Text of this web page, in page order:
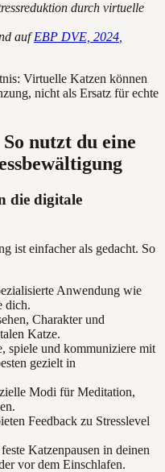
durch virtuelle
aufEBP DVE, 2024,
Virtuelle Katzen können
nicht als Ersatz für echte
nutzt du eine
die digitale
ist einfacher als gedacht. So
Anwendung wie
dich.
Charakter und
Katze.
spiele und kommuniziere mit
gezielt in
Modi für Meditation,
Feedback zu Stresslevel
Katzenpausen in deinen
vor dem Einschlafen.